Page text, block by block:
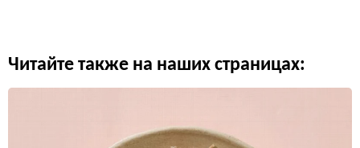
Читайте также на наших страницах: